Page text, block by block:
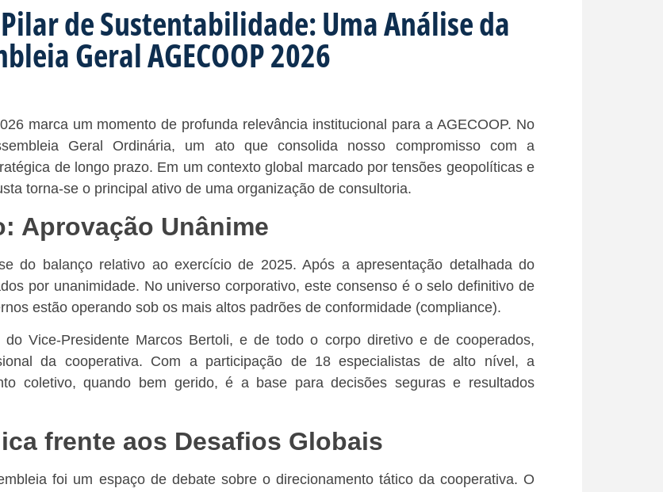
de Sustentabilidade: Uma Análise da
Geral AGECOOP 2026
marca um momento de profunda relevância institucional para a AGECOOP. No
Geral Ordinária, um ato que consolida nosso compromisso com a
de longo prazo. Em um contexto global marcado por tensões geopolíticas e
torna-se o principal ativo de uma organização de consultoria.
Aprovação Unânime
do balanço relativo ao exercício de 2025. Após a apresentação detalhada do
por unanimidade. No universo corporativo, este consenso é o selo definitivo de
estão operando sob os mais altos padrões de conformidade (compliance).
Vice-Presidente Marcos Bertoli, e de todo o corpo diretivo e de cooperados,
da cooperativa. Com a participação de 18 especialistas de alto nível, a
coletivo, quando bem gerido, é a base para decisões seguras e resultados
frente aos Desafios Globais
foi um espaço de debate sobre o direcionamento tático da cooperativa. O